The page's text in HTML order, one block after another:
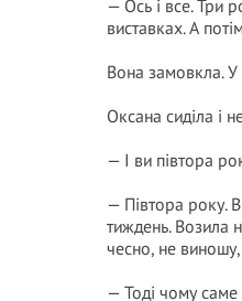
— Ось і все. Три
виставках. А
Вона замовкла. У
Оксана сиділа і
— І ви півтора
— Півтора року.
тиждень. Возила
чесно, не
— Тоді чому саме